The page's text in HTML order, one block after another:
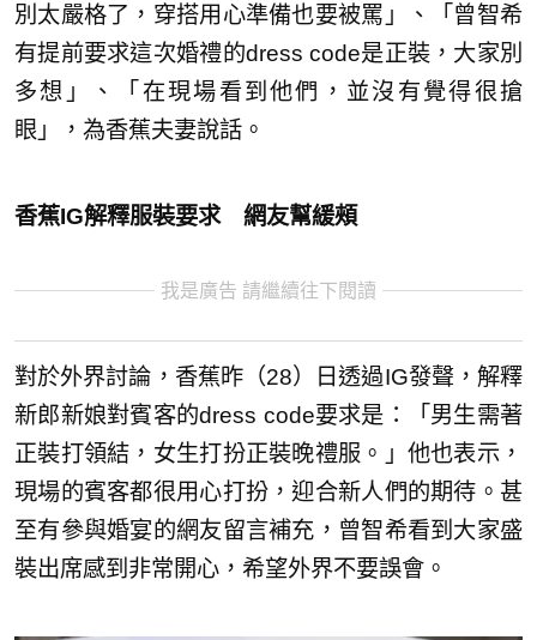
別太嚴格了，穿搭用心準備也要被罵」、「曾智希
有提前要求這次婚禮的dress code是正裝，大家別
多想」、「在現場看到他們，並沒有覺得很搶
眼」，為香蕉夫妻說話。
香蕉IG解釋服裝要求 網友幫緩頰
我是廣告 請繼續往下閱讀
對於外界討論，香蕉昨（28）日透過IG發聲，解釋
新郎新娘對賓客的dress code要求是：「男生需著
正裝打領結，女生打扮正裝晚禮服。」他也表示，
現場的賓客都很用心打扮，迎合新人們的期待。甚
至有參與婚宴的網友留言補充，曾智希看到大家盛
裝出席感到非常開心，希望外界不要誤會。